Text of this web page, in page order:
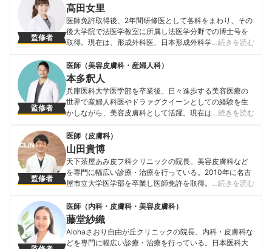
監修者
髙田女里
医師免許取得後、2年間研修医として各科をまわり、その
後大学院で法医学教室に所属し法医学分野での博士号を
取得。現在は、形成外科医、日本形成外科学会会員・認
会員、日本医師会認定産業医として活動中。 <メディア
実績> 【テレビ】 ・TBS「直撃!コロシアム!!ズバッ
と!TV」「名医の太鼓判」 ・フジテレビ「キスマイ超
BUSAIKU!?」「直撃 LIVE グッディ!」 ・関西テレビ
「NMB とまなぶくん」 ・テレビ東京「業界調査バラエテ
ィー!こんな事でモメてます」 ・日本テレビ「ナカイの
窓」「恋のから騒ぎ」16 期生(2009 年医学部生時代)
【監修】宝島社つるつる肌 BOOK 【WEB】・「オトナン
サー」・グノシー「トレンド超予測」
髙田女里のプロフィール
…続きを読む
監修者
医師（美容皮膚科・産婦人科）
本多釈人
兵庫医科大学医学部を卒業後、日々進歩する美容医療の
世界で産婦人科医やドラァグクイーンとしての経験を生
かしながら、美容皮膚科として活躍。現在は、表参道ス
の悩みを解決するお手伝いを行っている。また、肌や美
容の話をメンズの立場から面白く楽しく発信するために
YouTubeも配信中。
本多釈人のプロフィール
…続きを読む
監修者
医師（皮膚科）
山田貴博
天下茶屋あみ皮フ科クリニックの院長。美容皮膚科など
を専門に幅広い診療・治療を行っている。2010年に名古
屋市立大学医学部を卒業し医師免許を取得。NTT西日本
行った後、大阪大学大学院医学系研究科にて神経細胞生
物学の助教として基礎医学研究に従事。その後、阪南中
央病院皮膚科に勤務し、2017年に天下茶屋あみ皮フ科ク
リニックを開院。 ＜メディア監修・取材実績＞ ・2020
…続きを読む
医師（内科・皮膚科・美容皮膚科）
藤堂紗織
Alohaさおり自由が丘クリニックの院長。内科・皮膚科な
どを専門に幅広い診療・治療を行っている。日本医科大